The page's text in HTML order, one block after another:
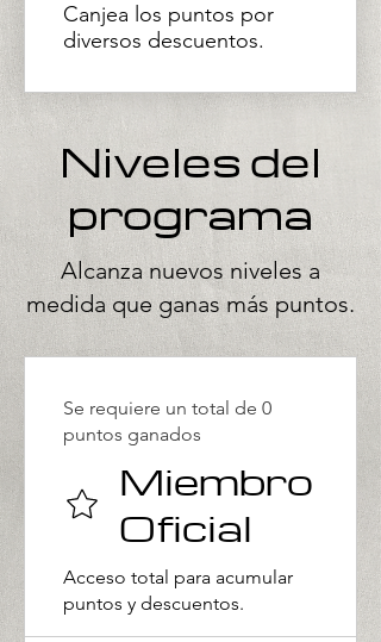
Canjea los puntos por
diversos descuentos.
Niveles del
programa
Alcanza nuevos niveles a
medida que ganas más puntos.
Miembro
Oficial
Se requiere un total de 0
puntos ganados
Acceso total para acumular
puntos y descuentos.